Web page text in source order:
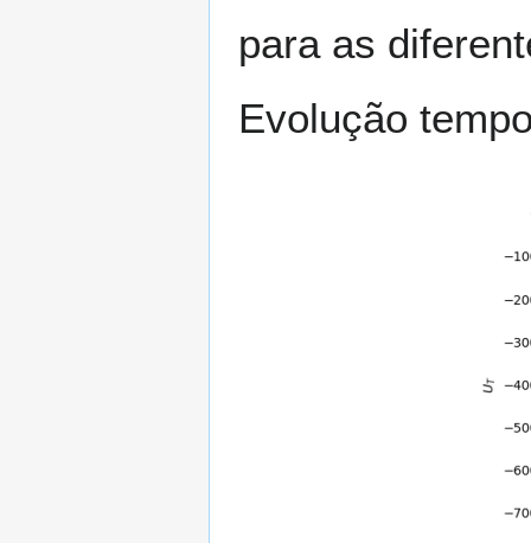
para as
Evolução